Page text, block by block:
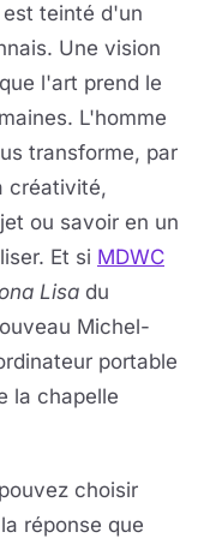
teinté d'un
Une vision
l'art prend le
L'homme
transforme, par
créativité,
ou savoir en un
Et si MDWC
Lisa du
Michel-
portable
la chapelle
choisir
réponse que